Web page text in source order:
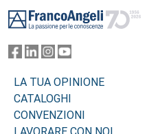
LA TUA OPINIONE
CATALOGHI
CONVENZIONI